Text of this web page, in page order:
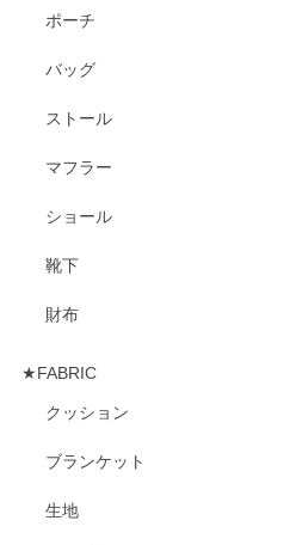
ポーチ
バッグ
ストール
マフラー
ショール
靴下
財布
★FABRIC
クッション
ブランケット
生地